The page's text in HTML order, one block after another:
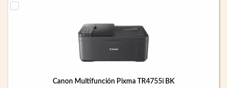
Canon Multifunción Pixma TR4755i BK